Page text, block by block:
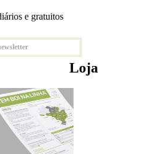
e gratuitos
Loja